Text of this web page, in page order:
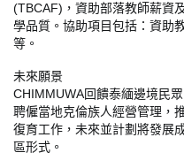
(TBCAF) ，資助部落教師薪資
學品質。協助項目包括：資助
等。
未來願景
CHIMMUWA回饋泰緬邊境民
聘僱當地克倫族人經營管理，
復育工作，未來並計劃將發展
區形式。